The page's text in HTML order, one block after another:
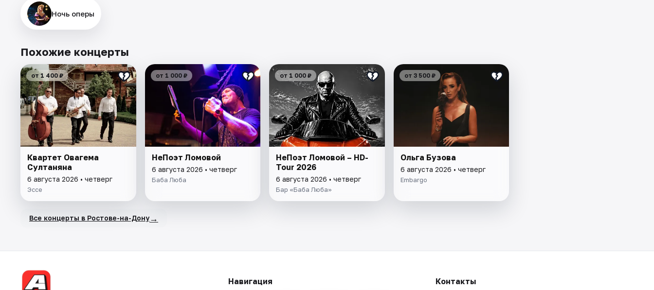
Ночь оперы
Похожие концерты
от 1 400 ₽
Квартет Овагема
Султаняна
6 августа 2026 • четверг
Эссе
от 1 000 ₽
НеПоэт Ломовой
6 августа 2026 • четверг
Баба Люба
от 1 000 ₽
НеПоэт Ломовой – HD-
Tour 2026
6 августа 2026 • четверг
Бар «Баба Люба»
от 3 500 ₽
Ольга Бузова
6 августа 2026 • четверг
Embargo
Все концерты в Ростове-на-Дону→
Навигация Контакты